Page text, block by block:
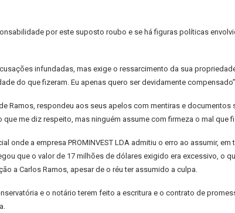
por este suposto roubo e se há figuras políticas
infundadas, mas exige o ressarcimento da sua
do que fizeram. Eu apenas quero ser devidamente
Ramos, respondeu aos seus apelos com mentiras e
que me diz respeito, mas ninguém assume com firmeza o mal que
onde a empresa PROMINVEST LDA admitiu o erro ao assumir,
que o valor de 17 milhões de dólares exigido era excessivo, o
a Carlos Ramos, apesar de o réu ter assumido a culpa.
e o notário terem feito a escritura e o contrato de